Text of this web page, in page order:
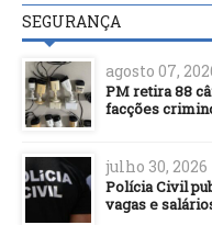
SEGURANÇA
agosto 07,
PM retira 88
facções
julho 30, 2026
Polícia Civil
vagas e